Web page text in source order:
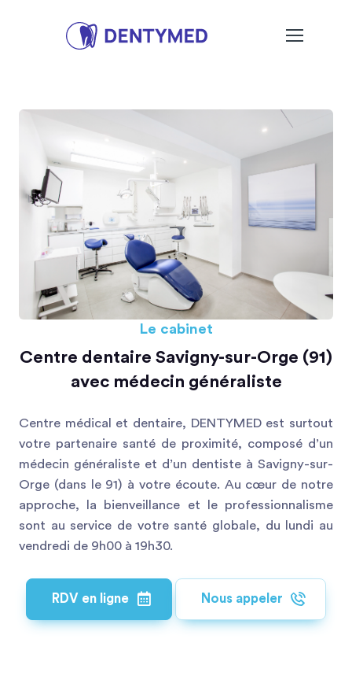
Le cabinet
Centre dentaire Savigny-sur-Orge (91)
avec médecin généraliste
Centre médical et dentaire, DENTYMED est surtout
votre partenaire santé de proximité, composé d’un
médecin généraliste et d’un dentiste à Savigny-sur-
Orge (dans le 91) à votre écoute. Au cœur de notre
approche, la bienveillance et le professionnalisme
sont au service de votre santé globale, du lundi au
vendredi de 9h00 à 19h30.
RDV en ligne Nous appeler